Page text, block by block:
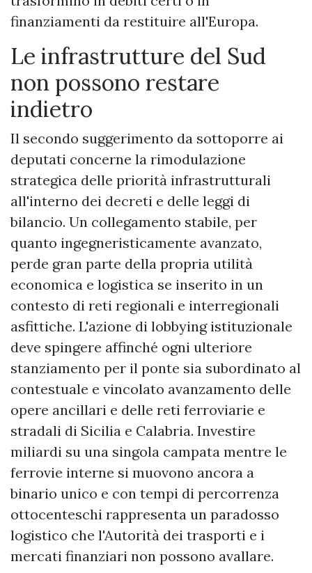
finanziamenti da restituire all'Europa.
Le infrastrutture del Sud
non possono restare
indietro
Il secondo suggerimento da sottoporre ai
deputati concerne la rimodulazione
strategica delle priorità infrastrutturali
all'interno dei decreti e delle leggi di
bilancio. Un collegamento stabile, per
quanto ingegneristicamente avanzato,
perde gran parte della propria utilità
economica e logistica se inserito in un
contesto di reti regionali e interregionali
asfittiche. L'azione di lobbying istituzionale
deve spingere affinché ogni ulteriore
stanziamento per il ponte sia subordinato al
contestuale e vincolato avanzamento delle
opere ancillari e delle reti ferroviarie e
stradali di Sicilia e Calabria. Investire
miliardi su una singola campata mentre le
ferrovie interne si muovono ancora a
binario unico e con tempi di percorrenza
ottocenteschi rappresenta un paradosso
logistico che l'Autorità dei trasporti e i
mercati finanziari non possono avallare.